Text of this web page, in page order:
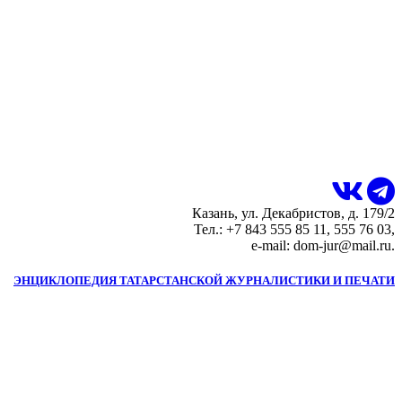
Казань, ул. Декабристов, д. 179/2
Тел.: +7 843 555 85 11, 555 76 03,
e-mail: dom-jur@mail.ru.
ЭНЦИКЛОПЕДИЯ ТАТАРСТАНСКОЙ ЖУРНАЛИСТИКИ И ПЕЧАТИ